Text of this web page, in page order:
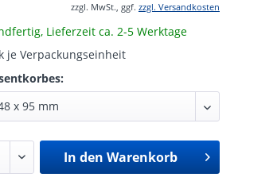
zzgl. MwSt., ggf. zzgl. Versandkosten
Lieferzeit ca. 2-5 Werktage
je Verpackungseinheit
In den Warenkorb